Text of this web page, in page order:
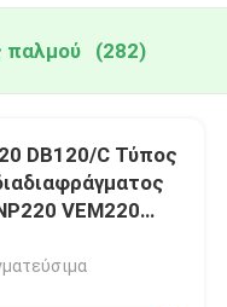
παλμού (282)
DB120/C Τύπος
VEM220